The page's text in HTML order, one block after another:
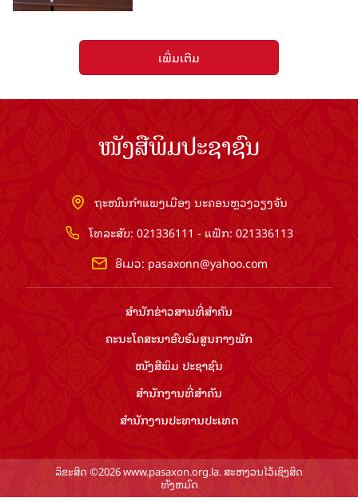
ເພີ່ມເຕີມ
ໜັງສືພິມປະຊາຊົນ
ຖະໜົນກຳແພງເມືອງ ນະຄອນຫຼວງວຽງຈັນ
ໂທລະສັບ: 021336111 - ແຟັກ: 021336113
ອີເມວ: pasaxonn@yahoo.com
ສຳ​ນັກ​ຂ່າວ​ສານ​ທີ່​ສຳ​ຄັນ​
ຄະນະໂຄສະນາອົບຮົມ​ສູນ​ກາງ​ພັກ
ໜັງສືພິມ ປະ​ຊາ​ຊົນ
ສຳ​ນັກ​ງານ​ທີ່​ສຳ​ຄັນ
ສຳ​ນັກ​ງານ​ປະ​ທານ​ປະ​ເທດ
ລິຂະສິດ ©2026 www.pasaxon.org.la. ສະຫງວນໄວ້ເຊິງສິດ
ທັງຫມົດ